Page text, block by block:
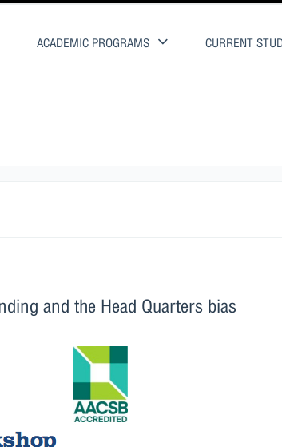
ACADEMIC PROGRAMS CURRENT
and the Head Quarters bias
and the Head Quarters bias